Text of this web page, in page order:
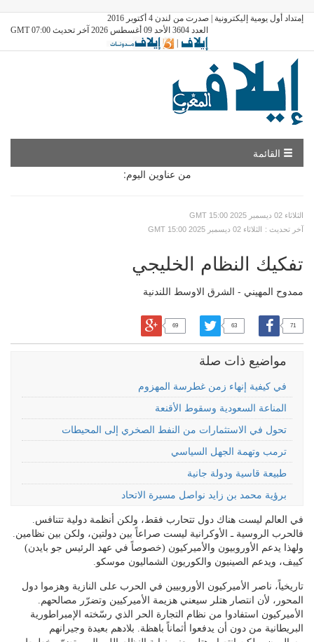
إمتداد أول يومية إليكترونية | صدرت من لندن 4 أكتوبر 2016
العدد 3604 الأحد 09 أغسطس 2026 آخر تحديث GMT 07:00
|
القائمة
من عناوين اليوم:
GMT الثلاثاء 02 ديسمبر 2025 15:00
GMT الثلاثاء 02 ديسمبر 2025 15:00
: آخر تحديث
تفكيك النظام الخليجي
ممدوح المهيني - الشرق الاوسط اللندنية
71
63
69
مواضيع ذات صلة
في كيفية إنهاء زمن غطرسة المهزوم
المناعة السعودية وسقوط الأقنعة
تحول في الاستثمارات من النفط الصخري إلى المحيطات
ترمب وتهمة الجهل السياسي
طبيعة قاسية ودولة جانية
برؤية محمد بن زايد نواصل مسيرة الاتحاد
في العالم ليست هناك دول تتحارب فقط، ولكن أنظمة دولية تتنافس.
فالحرب الروسية ـ الأوكرانية ليست صراعاً بين دولتين، ولكن بين نظامين.
ولهذا يدعم الأوروبيون والأميركيون (خصوصاً في عهد الرئيس جو بايدن)
كييف، ويدعم الصينيون والكوريون الشماليون موسكو.
تاريخياً، ناصر الأميركيون الأوروبيين في الحرب على النازية وهزموا دول
المحور، لأن انتصار هتلر سيعني هزيمة الأميركيين وتضرّر مصالحهم.
الأميركيون استفادوا من نظام التجارة الحر الذي رسّخته الإمبراطورية
البريطانية من دون أن يدفعوا أثماناً باهظة. بلادهم بعيدة وجيرانهم